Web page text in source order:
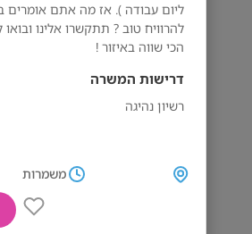
ליום עבודה ). אז מה אתם אומרים
להרוויח טוב ? תתקשרו אלינו
הכי שווה באיזור !
דרישות המשרה
רשיון נהיגה
משמרות